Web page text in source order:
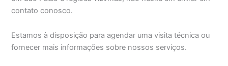
contato conosco.
Estamos à disposição para agendar uma visita técnica ou
fornecer mais informações sobre nossos serviços.